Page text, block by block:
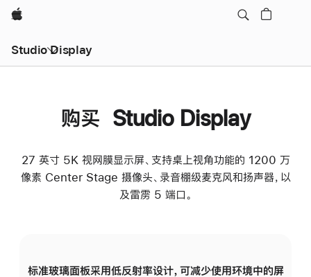
Apple
Studio Display
购买 Studio Display
27 英寸 5K 视网膜显示屏、支持桌上视角功能的 1200 万
像素 Center Stage 摄像头、录音棚级麦克风和扬声器，以
及雷雳 5 端口。
标准玻璃面板采用低反射率设计，可减少使用环境中的屏